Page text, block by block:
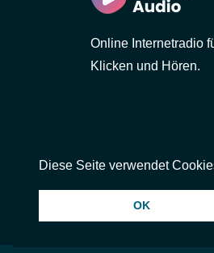
Online Internetradio
Klicken und Hören.
© 2026 InstantAudio. Alle
Diese Seite verwendet
OK